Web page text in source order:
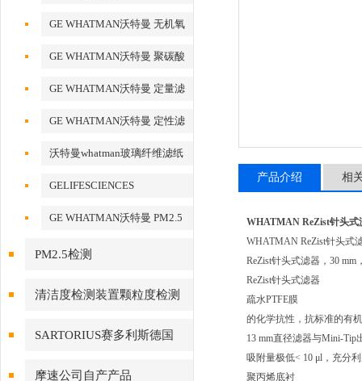
GE WHATMAN沃特曼 无机氧
GE WHATMAN沃特曼 聚碳酸
GE WHATMAN沃特曼 定量滤
GE WHATMAN沃特曼 定性滤
纸
沃特曼whatman玻璃纤维滤纸
GELIFESCIENCES
WHATMAN 转印记膜杂交膜
GE WHATMAN沃特曼 PM2.5
PM2.5检测
清洁度检测装置颗粒度检测
SARTORIUS赛多利斯德国
摩速公司自产产品
产品介绍 相
WHATMAN ReZist针头式
WHATMAN ReZist针头式
ReZist针头式滤器，30 mm
ReZist针头式滤器
疏水PTFE膜
的化学抗性，抗标准的有
13 mm直径滤器与Mini-
吸附量极低< 10 μl，充分
聚丙烯底衬